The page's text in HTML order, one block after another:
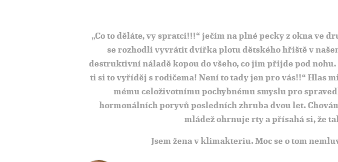
„Co to děláte, vy spratci!!!“ ječím na plné pecky z okna ve
se rozhodli vyvrátit dvířka plotu dětského hřiště v
destruktivní náladě kopou do všeho, co jim přijde pod nohu.
ti si to vyříděj s rodičema! Není to tady jen pro vás!!“ Hlas
mému celoživotnímu pochybnému smyslu pro
hormonálních poryvů posledních zhruba dvou let.
mládež ohrnuje rty a přísahá si, že
Jsem žena v klimakteriu. Moc se o tom